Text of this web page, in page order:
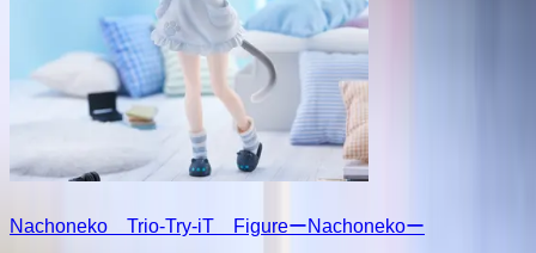
Nachoneko Trio-Try-iT FigureーNachonekoー